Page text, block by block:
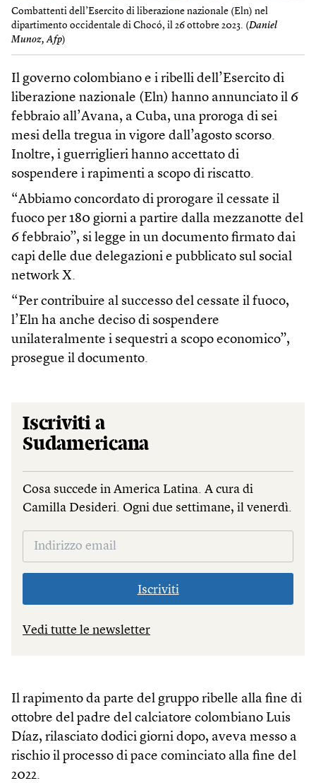
Combattenti dell’Esercito di liberazione nazionale (Eln) nel
dipartimento occidentale di Chocó, il 26 ottobre 2023. (Daniel
Munoz, Afp)
Il governo colombiano e i ribelli dell’Esercito di
liberazione nazionale (Eln) hanno annunciato il 6
febbraio all’Avana, a Cuba, una proroga di sei
mesi della tregua in vigore dall’agosto scorso.
Inoltre, i guerriglieri hanno accettato di
sospendere i rapimenti a scopo di riscatto.
“Abbiamo concordato di prorogare il cessate il
fuoco per 180 giorni a partire dalla mezzanotte del
6 febbraio”, si legge in un documento firmato dai
capi delle due delegazioni e pubblicato sul social
network X.
“Per contribuire al successo del cessate il fuoco,
l’Eln ha anche deciso di sospendere
unilateralmente i sequestri a scopo economico”,
prosegue il documento.
Iscriviti a
Sudamericana
Cosa succede in America Latina. A cura di
Camilla Desideri. Ogni due settimane, il venerdì.
Iscriviti
Vedi tutte le newsletter
Il rapimento da parte del gruppo ribelle alla fine di
ottobre del padre del calciatore colombiano Luis
Díaz, rilasciato dodici giorni dopo, aveva messo a
rischio il processo di pace cominciato alla fine del
2022.